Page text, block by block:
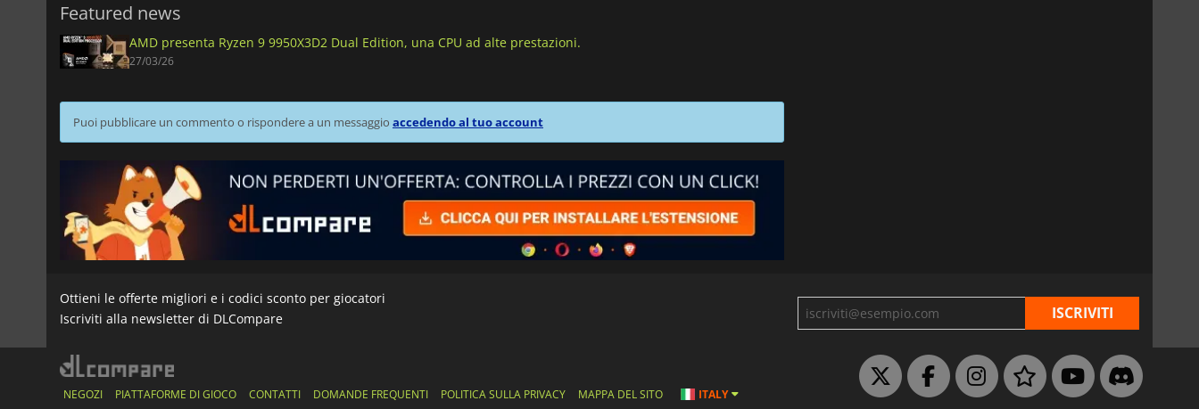
Featured news
AMD presenta Ryzen 9 9950X3D2 Dual Edition, una CPU ad alte prestazioni.
27/03/26
Puoi pubblicare un commento o rispondere a un messaggio accedendo al tuo account
Ottieni le offerte migliori e i codici sconto per giocatori
Iscriviti alla newsletter di DLCompare
NEGOZI PIATTAFORME DI GIOCO CONTATTI DOMANDE FREQUENTI POLITICA SULLA PRIVACY MAPPA DEL SITO ITALY